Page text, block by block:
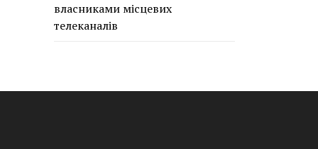
власниками місцевих
телеканалів